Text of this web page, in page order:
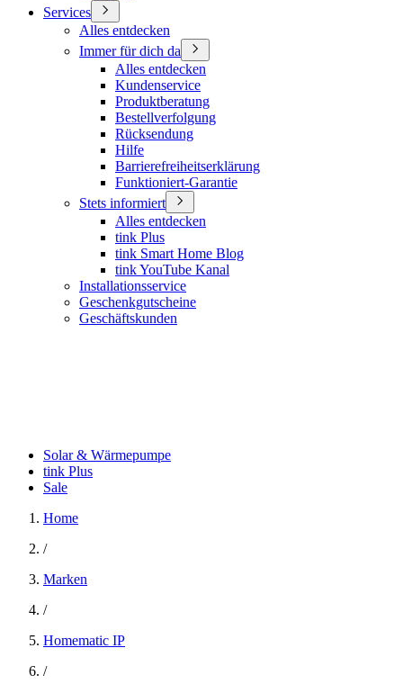
Services
Alles entdecken
Immer für dich da
Alles entdecken
Kundenservice
Produktberatung
Bestellverfolgung
Rücksendung
Hilfe
Barrierefreiheitserklärung
Funktioniert-Garantie
Stets informiert
Alles entdecken
tink Plus
tink Smart Home Blog
tink YouTube Kanal
Installationsservice
Geschenkgutscheine
Geschäftskunden
Solar & Wärmepumpe
tink Plus
Sale
Home
/
Marken
/
Homematic IP
/